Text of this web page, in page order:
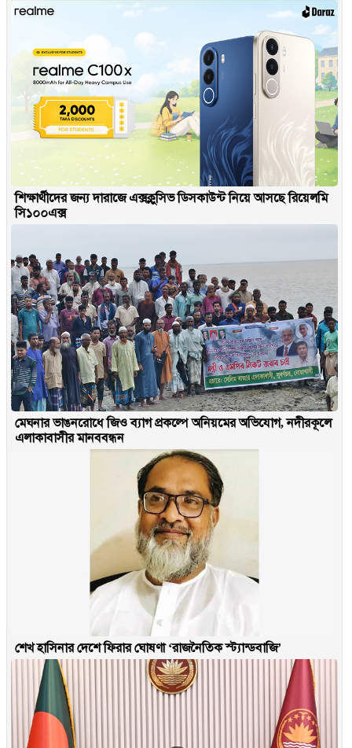
শিক্ষার্থীদের জন্য দারাজে এক্সক্লুসিভ ডিসকাউন্ট নিয়ে আসছে রিয়েলমি
সি১০০এক্স
মেঘনার ভাঙনরোধে জিও ব্যাগ প্রকল্পে অনিয়মের অভিযোগ, নদীরকূলে
এলাকাবাসীর মানববন্ধন
শেখ হাসিনার দেশে ফিরার ঘোষণা ‘রাজনৈতিক স্ট্যান্ডবাজি’